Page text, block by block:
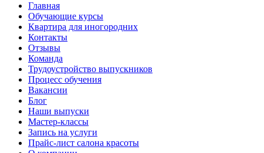
Главная
Обучающие курсы
Квартира для иногородних
Контакты
Отзывы
Команда
Трудоустройство выпускников
Процесс обучения
Вакансии
Блог
Наши выпуски
Мастер-классы
Запись на услуги
Прайс-лист салона красоты